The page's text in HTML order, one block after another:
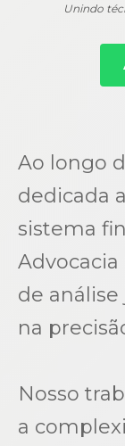
Unindo
Ao longo
dedicada
sistema
de
na
Nosso
a